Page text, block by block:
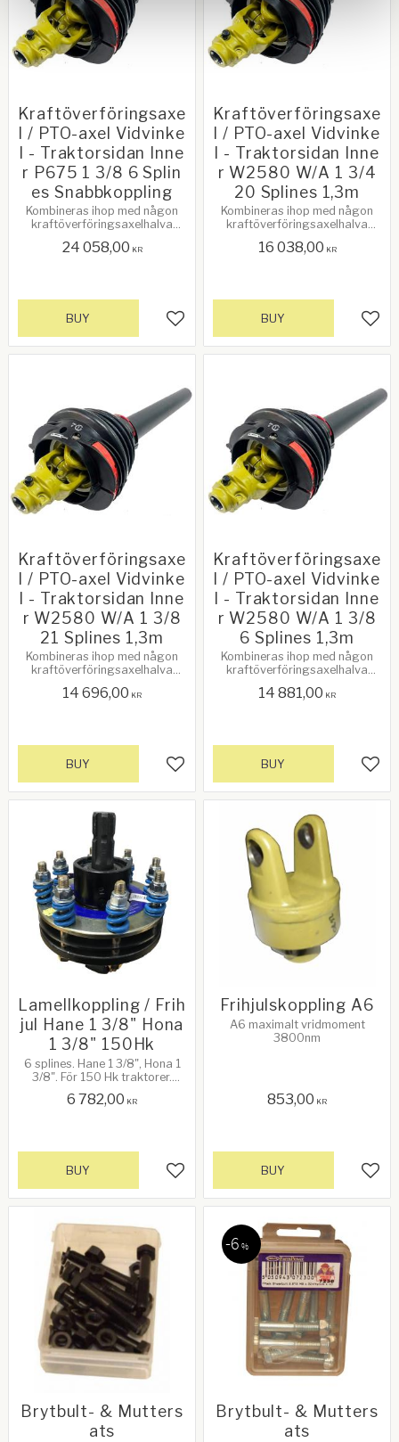
Kraftöverföringsaxe
l / PTO-axel Vidvinke
l - Traktorsidan Inne
r P675 1 3/8 6 Splin
es Snabbkoppling
Kombineras ihop med någon
kraftöverföringsaxelhalva
relaterade produkter!
24 058,00 KR
Add to favorites
BUY
Kraftöverföringsaxe
l / PTO-axel Vidvinke
l - Traktorsidan Inne
r W2580 W/A 1 3/4
20 Splines 1,3m
Kombineras ihop med någon
kraftöverföringsaxelhalva
relaterade produkter!
16 038,00 KR
BUY
Kraftöverföringsaxe
l / PTO-axel Vidvinke
l - Traktorsidan Inne
r W2580 W/A 1 3/8
21 Splines 1,3m
Kombineras ihop med någon
kraftöverföringsaxelhalva
14 696,00 KR
Add to favorites
BUY
Kraftöverföringsaxe
l / PTO-axel Vidvinke
l - Traktorsidan Inne
r W2580 W/A 1 3/8
6 Splines 1,3m
Kombineras ihop med någon
kraftöverföringsaxelhalva
relaterade produkter!
14 881,00 KR
BUY
Lamellkoppling / Frih
jul Hane 1 3/8" Hona
1 3/8" 150Hk
6 splines. Hane 1 3/8", Hona 1
3/8". För 150 Hk traktorer.
eller 1068 Nm vid 1000
6 782,00 KR
Add to favorites
BUY
Frihjulskoppling A6
A6 maximalt vridmoment
3800nm
853,00 KR
BUY
Brytbult- & Mutters
ats
Brytbult- & Mutters
ats
6 %